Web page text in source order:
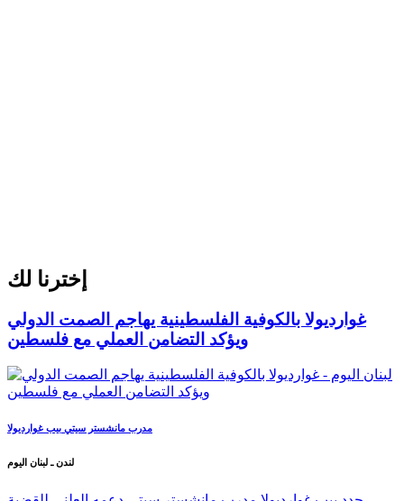
إخترنا لك
غوارديولا بالكوفية الفلسطينية يهاجم الصمت الدولي
ويؤكد التضامن العملي مع فلسطين
مدرب مانشستر سيتي بيب غوارديولا
لندن ـ لبنان اليوم